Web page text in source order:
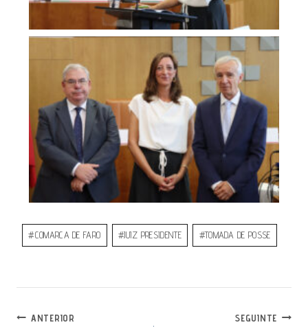
#COMARCA DE FARO #JUIZ PRESIDENTE #TOMADA DE POSSE
ANTERIOR
SEGUINTE